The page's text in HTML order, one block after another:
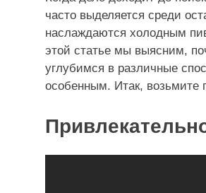
часто выделяется среди
наслаждаются холодным
этой статье мы выясним,
углубимся в различные
особенным. Итак, возьмите